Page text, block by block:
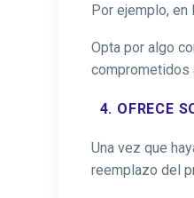
Por ejemplo, en
Opta por algo
comprometidos
4. OFRECE
Una vez que
reemplazo del